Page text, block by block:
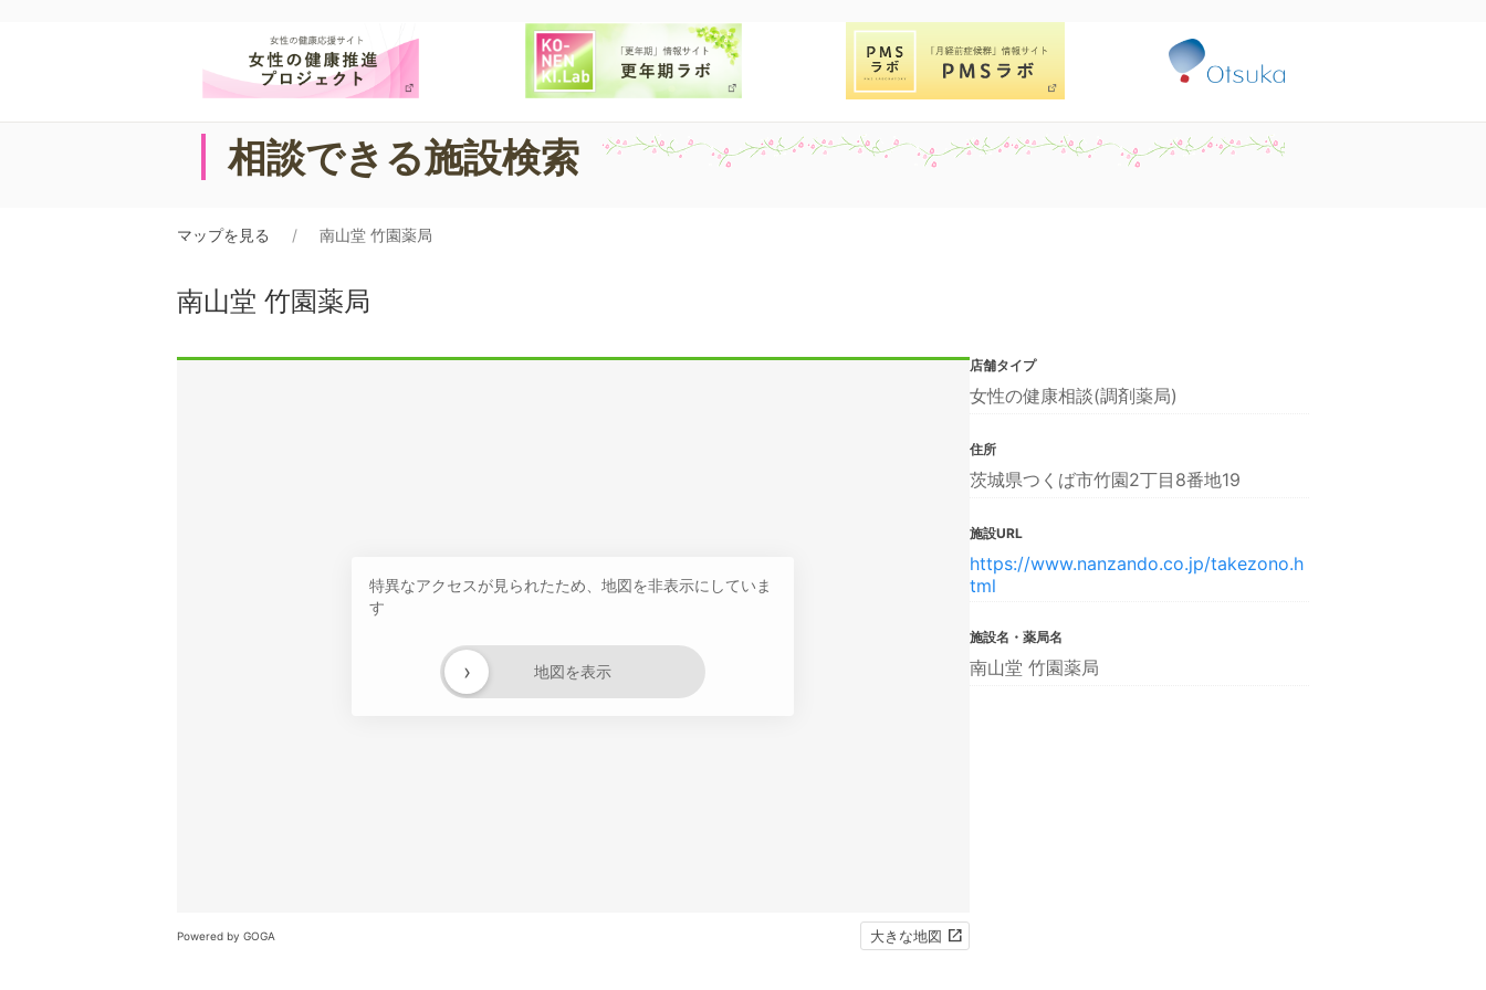
相談できる施設検索
マップを見る 南山堂 竹園薬局
南山堂 竹園薬局
特異なアクセスが見られたため、地図を非表示にしていま
す
地図を表示
›
Powered by GOGA 大きな地図
店舗タイプ
女性の健康相談(調剤薬局)
住所
茨城県つくば市竹園2丁目8番地19
施設URL
https://www.nanzando.co.jp/takezono.h
tml
施設名・薬局名
南山堂 竹園薬局